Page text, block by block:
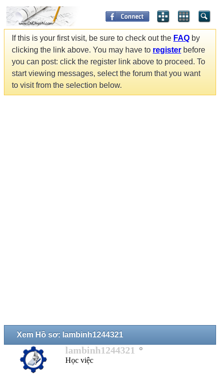
If this is your first visit, be sure to check out the FAQ by
clicking the link above. You may have to register before
you can post: click the register link above to proceed. To
start viewing messages, select the forum that you want
to visit from the selection below.
Xem Hồ sơ: lambinh1244321
lambinh1244321
Học việc